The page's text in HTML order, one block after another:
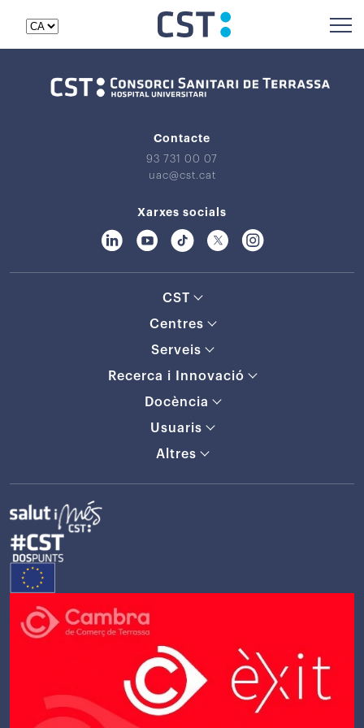
Contacte
93 731 00 07
uac@cst.cat
Xarxes socials
CST
Centres
Serveis
Recerca i Innovació
Docència
Usuaris
Altres